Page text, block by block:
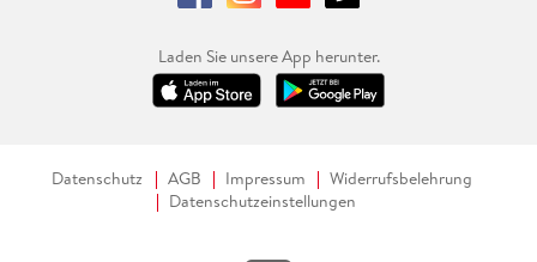
Laden Sie unsere App herunter.
Datenschutz AGB Impressum
Widerrufsbelehrung
Datenschutzeinstellungen